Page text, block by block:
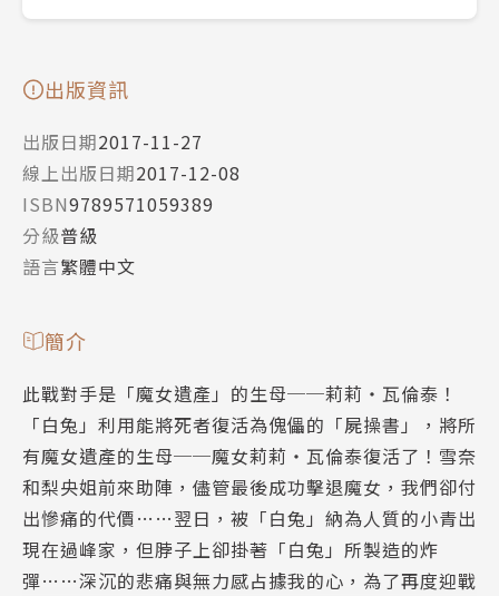
出版資訊
出版日期2017-11-27
線上出版日期2017-12-08
ISBN9789571059389
分級普級
語言繁體中文
簡介
此戰對手是「魔女遺產」的生母──莉莉‧瓦倫泰！
「白兔」利用能將死者復活為傀儡的「屍操書」，將所
有魔女遺產的生母──魔女莉莉‧瓦倫泰復活了！雪奈
和梨央姐前來助陣，儘管最後成功擊退魔女，我們卻付
出慘痛的代價……翌日，被「白兔」納為人質的小青出
現在過峰家，但脖子上卻掛著「白兔」所製造的炸
彈……深沉的悲痛與無力感占據我的心，為了再度迎戰